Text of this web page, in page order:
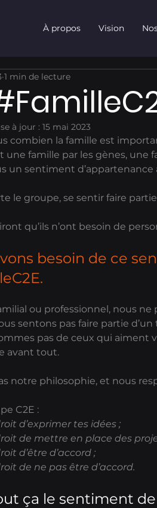
À propos Vision
1 min de lecture
à jour : 15 mai 2023
combien la famille est
une famille par les gènes, une
un sentiment
le groupe, se sentir faire
qu’ils n’ont besoin de
besoin de ce
.
ou professionnel, nous
sentons pas faire partie d’un
pas de ceux qui aiment
avant tout.
notre philosophie, et nous
C2E :
d’exprimer tes idées ;
de mettre en place des
d’être d’accord ;
de ne pas être d’accord.
ça le sentiment